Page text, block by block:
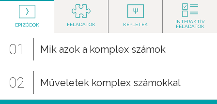
EPIZÓDOK FELADATOK KÉPLETEK
INTERAKTÍV
FELADATOK
01 Mik azok a komplex számok
02 Műveletek komplex számokkal